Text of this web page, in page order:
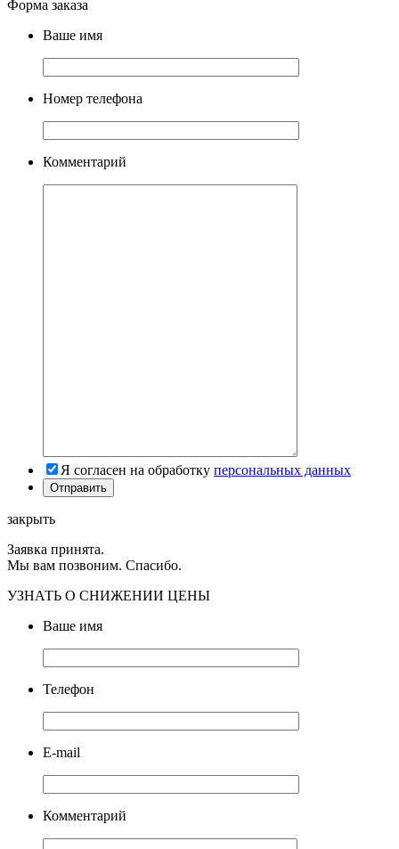
Форма заказа
Ваше имя
Номер телефона
Комментарий
Я согласен на обработку персональных данных
закрыть
Заявка принята.
Мы вам позвоним. Спасибо.
УЗНАТЬ О СНИЖЕНИИ ЦЕНЫ
Ваше имя
Телефон
E-mail
Комментарий